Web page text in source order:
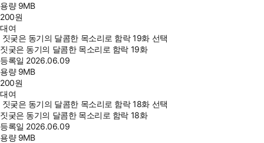
용량 9MB
200원
대여
짓궂은 동기의 달콤한 목소리로 함락 19화 선택
짓궂은 동기의 달콤한 목소리로 함락 19화
등록일 2026.06.09
용량 9MB
200원
대여
짓궂은 동기의 달콤한 목소리로 함락 18화 선택
짓궂은 동기의 달콤한 목소리로 함락 18화
등록일 2026.06.09
용량 9MB